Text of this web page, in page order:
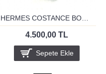
4.500,00 TL
Sepete Ekle